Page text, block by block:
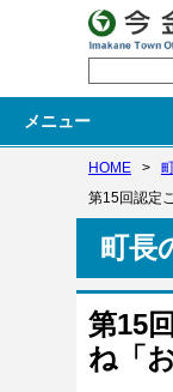
メニュー
HOME >
第15回認定
町長
第15
ね「